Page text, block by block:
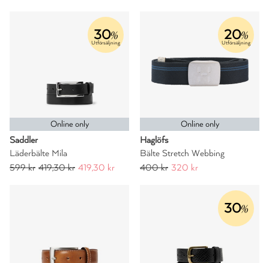
30%
Utförsäljning
Online only
Saddler
Läderbälte Mila
599 kr 419,30 kr 419,30 kr
20%
Utförsäljning
Online only
Haglöfs
Bälte Stretch Webbing
400 kr 320 kr
30%